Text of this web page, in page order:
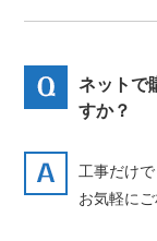
ネットで
すか？
工事だけ
お気軽にご